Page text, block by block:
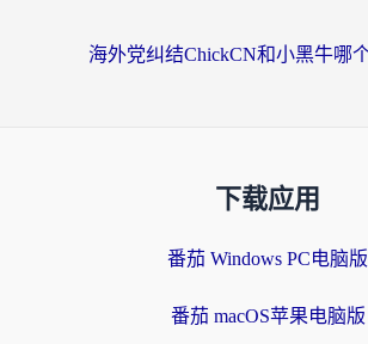
下载应用
番茄 Windows PC电脑版
番茄 macOS苹果电脑版